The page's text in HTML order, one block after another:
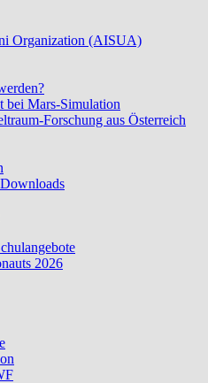
Organization (AISUA)
Mars-Simulation
Forschung aus Österreich
2026